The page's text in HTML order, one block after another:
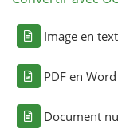
Image en
PDF en Word
Document